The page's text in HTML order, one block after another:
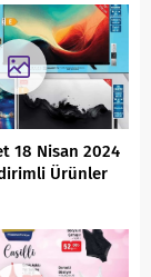
18 Nisan 2024
Ürünler